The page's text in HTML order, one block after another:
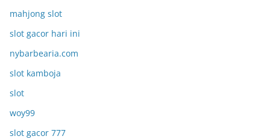
mahjong slot
slot gacor hari ini
nybarbearia.com
slot kamboja
slot
woy99
slot gacor 777